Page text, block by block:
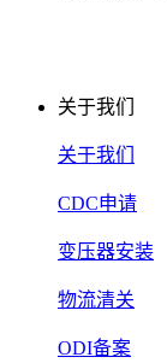
关于我们
关于我们
CDC申请
变压器安装
物流清关
ODI备案